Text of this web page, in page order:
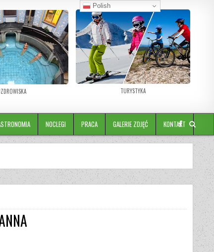
TURYSTYKA
NOCLEGI PRACA GALERIE ZDJĘĆ KONTAKT
Polish